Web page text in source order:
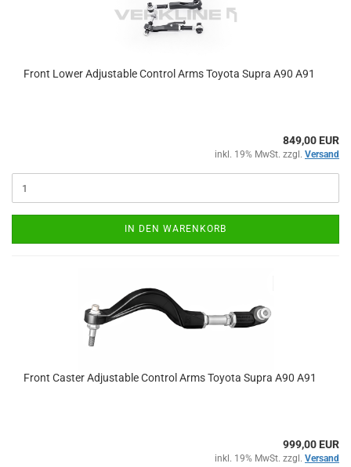
Front Lower Ad­justa­ble Con­trol Arms To­yo­ta Supra A90 A91
849,00 EUR
inkl. 19% MwSt. zzgl. Versand
IN DEN WARENKORB
Front Cas­ter Ad­justa­ble Con­trol Arms To­yo­ta Supra A90 A91
999,00 EUR
inkl. 19% MwSt. zzgl. Versand